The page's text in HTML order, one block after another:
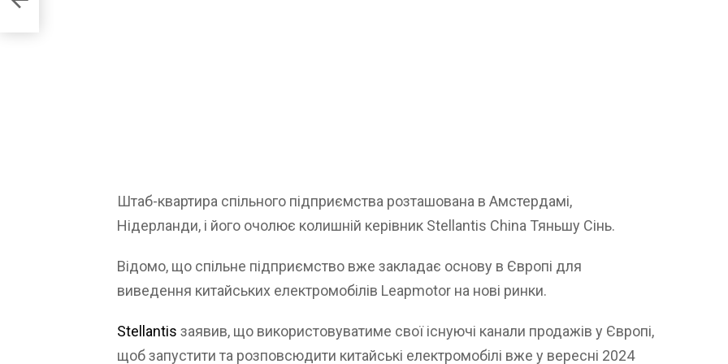
Штаб-квартира спільного підприємства розташована в Амстердамі,
Нідерланди, і його очолює колишній керівник Stellantis China Тяньшу Сінь.
Відомо, що спільне підприємство вже закладає основу в Європі для
виведення китайських електромобілів Leapmotor на нові ринки.
Stellantis заявив, що використовуватиме свої існуючі канали продажів у Європі,
щоб запустити та розповсюдити китайські електромобілі вже у вересні 2024